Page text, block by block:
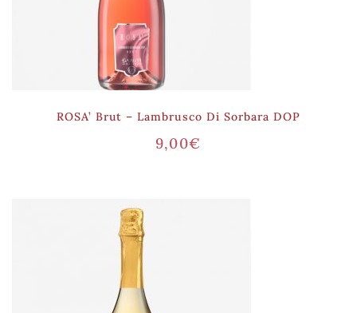
ROSA’ Brut – Lambrusco Di Sorbara DOP
9,00€